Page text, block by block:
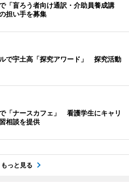
「盲ろう者向け通訳・介助員養成講
担い手を募集
で宇土高「探究アワード」 探究活動
「ナースカフェ」 看護学生にキャリ
相談を提供
もっと見る